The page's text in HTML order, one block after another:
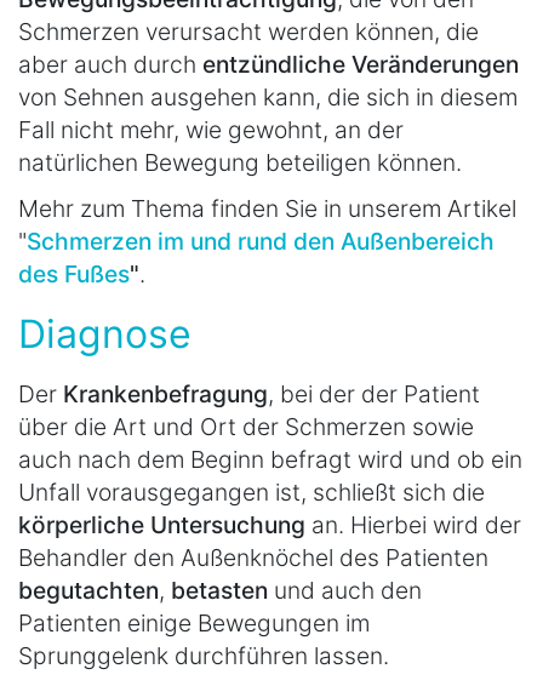
Schmerzen verursacht werden können, die
aber auch durch entzündliche Veränderungen
von Sehnen ausgehen kann, die sich in diesem
Fall nicht mehr, wie gewohnt, an der
natürlichen Bewegung beteiligen können.
Mehr zum Thema finden Sie in unserem Artikel
"Schmerzen im und rund den Außenbereich
des Fußes".
Diagnose
Der Krankenbefragung, bei der der Patient
über die Art und Ort der Schmerzen sowie
auch nach dem Beginn befragt wird und ob ein
Unfall vorausgegangen ist, schließt sich die
körperliche Untersuchung an. Hierbei wird der
Behandler den Außenknöchel des Patienten
begutachten, betasten und auch den
Patienten einige Bewegungen im
Sprunggelenk durchführen lassen.